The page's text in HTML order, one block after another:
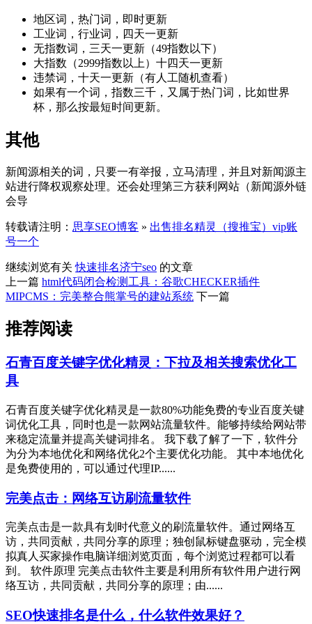
地区词，热门词，即时更新
工业词，行业词，四天一更新
无指数词，三天一更新（49指数以下）
大指数（2999指数以上）十四天一更新
违禁词，十天一更新（有人工随机查看）
如果有一个词，指数三千，又属于热门词，比如世界
杯，那么按最短时间更新。
其他
新闻源相关的词，只要一有举报，立马清理，并且对新闻源主
站进行降权观察处理。还会处理第三方获利网站（新闻源外链
会导
转载请注明： 思享SEO博客 » 出售排名精灵（搜推宝）vip账
号一个
继续浏览有关快速排名济宁seo 的文章
上一篇 html代码闭合检测工具：谷歌CHECKER插件
MIPCMS：完美整合熊掌号的建站系统 下一篇
推荐阅读
石青百度关键字优化精灵：下拉及相关搜索优化工
具
石青百度关键字优化精灵是一款80%功能免费的专业百度关键
词优化工具，同时也是一款网站流量软件。能够持续给网站带
来稳定流量并提高关键词排名。 我下载了解了一下，软件分
为分为本地优化和网络优化2个主要优化功能。 其中本地优化
是免费使用的，可以通过代理IP......
完美点击：网络互访刷流量软件
完美点击是一款具有划时代意义的刷流量软件。通过网络互
访，共同贡献，共同分享的原理；独创鼠标键盘驱动，完全模
拟真人买家操作电脑详细浏览页面，每个浏览过程都可以看
到。 软件原理 完美点击软件主要是利用所有软件用户进行网
络互访，共同贡献，共同分享的原理；由......
SEO快速排名是什么，什么软件效果好？